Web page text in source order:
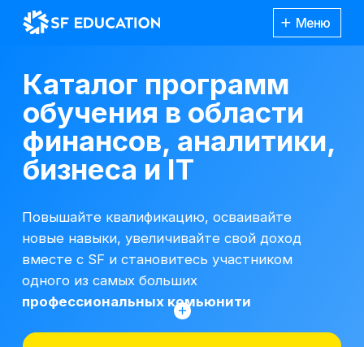
обучения в области
финансов, аналитики,
бизнеса и IT
*Все иностранные термины и названия
вы можете найти с расшифровкой
Получить консультацию
Повышайте квалификацию, осваивайте
новые навыки, увеличивайте свой доход
профессиональных комьюнити